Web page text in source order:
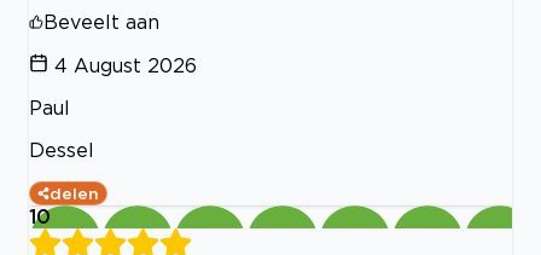
Beveelt aan
4 August 2026
Paul
Dessel
delen
10